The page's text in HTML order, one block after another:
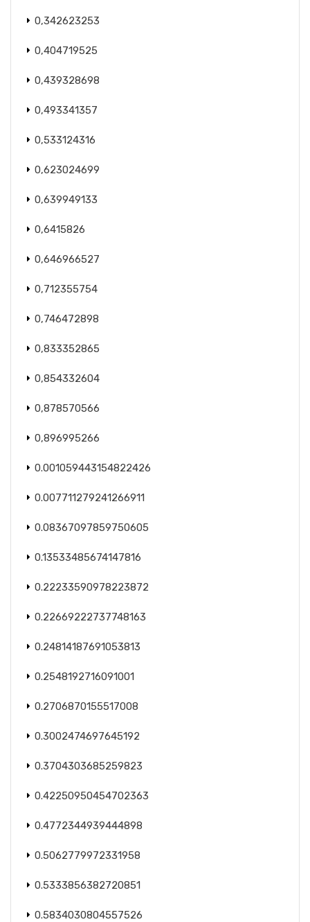
0,342623253
0,404719525
0,439328698
0,493341357
0,533124316
0,623024699
0,639949133
0,6415826
0,646966527
0,712355754
0,746472898
0,833352865
0,854332604
0,878570566
0,896995266
0.001059443154822426
0.007711279241266911
0.08367097859750605
0.13533485674147816
0.22233590978223872
0.22669222737748163
0.24814187691053813
0.2548192716091001
0.2706870155517008
0.3002474697645192
0.3704303685259823
0.42250950454702363
0.4772344939444898
0.5062779972331958
0.5333856382720851
0.5834030804557526